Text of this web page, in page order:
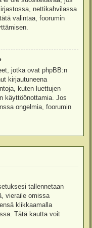
nettikahvilassa
valintaa, foorumin
jotka ovat phpBB:n
kirjautuneena
kuten luettujen
käyttöönottamia. Jos
ongelmia, foorumin
tallennetaan
vieraile omissa
klikkaamalla
Tätä kautta voit